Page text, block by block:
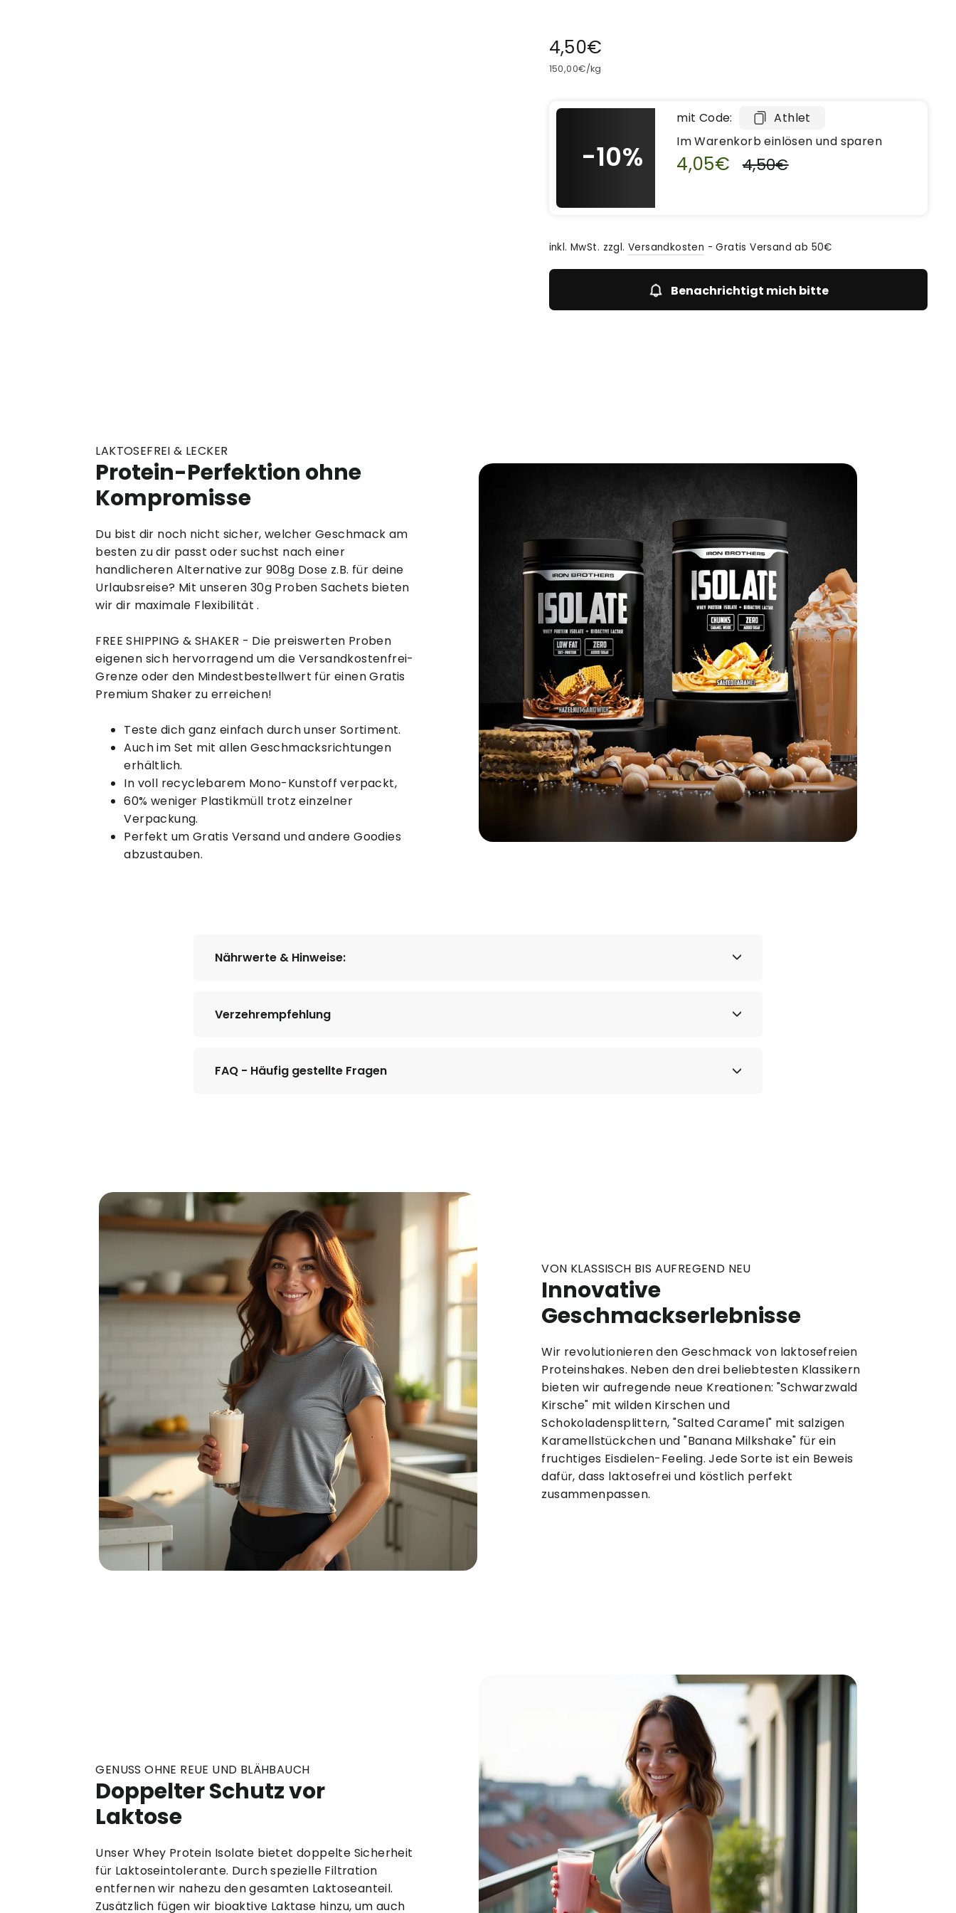
Normaler
Preis
4,50€
150,00€/kg
-10%
mit Code:
Athlet
Im Warenkorb einlösen und sparen
4,05€ 4,50€
inkl. MwSt. zzgl. Versandkosten -Gratis Versand ab 50€
Benachrichtigt mich bitte
LAKTOSEFREI & LECKER
Protein-Perfektion ohne
Kompromisse
Du bist dir noch nicht sicher, welcher Geschmack am
besten zu dir passt oder suchst nach einer
handlicheren Alternative zur 908g Dose z.B. für deine
Urlaubsreise? Mit unseren 30g Proben Sachets bieten
wir dir maximale Flexibilität .
FREE SHIPPING & SHAKER - Die preiswerten Proben
eigenen sich hervorragend um die Versandkostenfrei-
Grenze oder den Mindestbestellwert für einen Gratis
Premium Shaker zu erreichen!
Teste dich ganz einfach durch unser Sortiment.
Auch im Set mit allen Geschmacksrichtungen
erhältlich.
In voll recyclebarem Mono-Kunstoff verpackt,
60% weniger Plastikmüll trotz einzelner
Verpackung.
Perfekt um Gratis Versand und andere Goodies
abzustauben.
Nährwerte & Hinweise:
Verzehrempfehlung
FAQ - Häufig gestellte Fragen
VON KLASSISCH BIS AUFREGEND NEU
Innovative
Geschmackserlebnisse
Wir revolutionieren den Geschmack von laktosefreien
Proteinshakes. Neben den drei beliebtesten Klassikern
bieten wir aufregende neue Kreationen: "Schwarzwald
Kirsche" mit wilden Kirschen und
Schokoladensplittern, "Salted Caramel" mit salzigen
Karamellstückchen und "Banana Milkshake" für ein
fruchtiges Eisdielen-Feeling. Jede Sorte ist ein Beweis
dafür, dass laktosefrei und köstlich perfekt
zusammenpassen.
GENUSS OHNE REUE UND BLÄHBAUCH
Doppelter Schutz vor
Laktose
Unser Whey Protein Isolate bietet doppelte Sicherheit
für Laktoseintolerante. Durch spezielle Filtration
entfernen wir nahezu den gesamten Laktoseanteil.
Zusätzlich fügen wir bioaktive Laktase hinzu, um auch